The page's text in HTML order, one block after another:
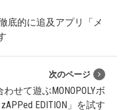
底的に追及アプリ「メ
次のページ
せて遊ぶMONOPOLYボ
EDITION」を試す